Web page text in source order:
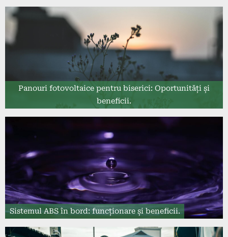
Panouri fotovoltaice pentru biserici: Oportunități și
beneficii.
Sistemul ABS în bord: funcționare și beneficii.